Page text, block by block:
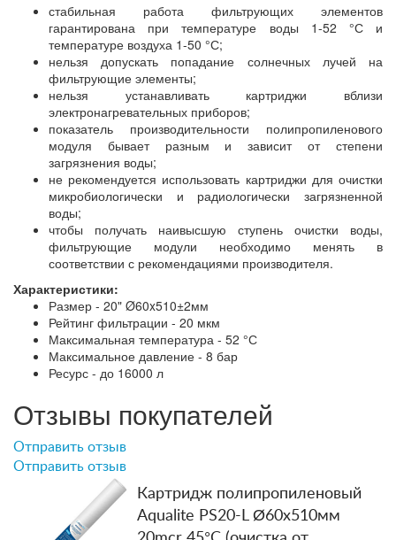
стабильная работа фильтрующих элементов
гарантирована при температуре воды 1-52 °С и
температуре воздуха 1-50 °С;
нельзя допускать попадание солнечных лучей на
фильтрующие элементы;
нельзя устанавливать картриджи вблизи
электронагревательных приборов;
показатель производительности полипропиленового
модуля бывает разным и зависит от степени
загрязнения воды;
не рекомендуется использовать картриджи для очистки
микробиологически и радиологически загрязненной
воды;
чтобы получать наивысшую ступень очистки воды,
фильтрующие модули необходимо менять в
соответствии с рекомендациями производителя.
Характеристики:
Размер - 20" Ø60x510±2мм
Рейтинг фильтрации - 20 мкм
Максимальная температура - 52 °С
Максимальное давление - 8 бар
Ресурс - до 16000 л
Отзывы покупателей
Отправить отзыв
Отправить отзыв
Картридж полипропиленовый
Aqualite PS20-L Ø60x510мм